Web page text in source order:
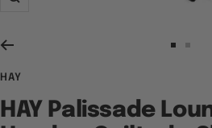
Zoom
HAY
HAY Palissade